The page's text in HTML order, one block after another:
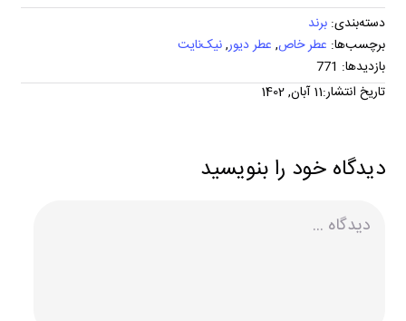
دسته‌بندی: برند
برچسب‌ها: عطر خاص, عطر دیور,نیک‌نایت
بازدیدها: 771
تاریخ انتشار:11 آبان, 1402
دیدگاه خود را بنویسید